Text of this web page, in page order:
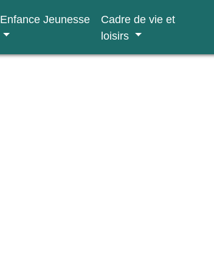
Enfance Jeunesse
Cadre de vie et
loisirs